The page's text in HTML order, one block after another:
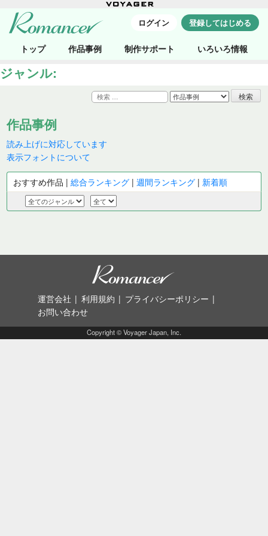
トップ 作品事例 制作サポート いろいろ情報
ログイン 登録してはじめる
ジャンル:
検
索:
作品事例
読み上げに対応しています
表示フォントについて
おすすめ作品 |総合ランキング |週間ランキング | 新着順
運営会社 利用規約
プライバシーポリシー
お問い合わせ
Copyright © Voyager Japan, Inc.